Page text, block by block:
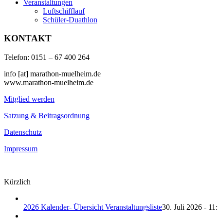
Veranstaltungen
Luftschifflauf
Schüler-Duathlon
KONTAKT
Telefon: 0151 – 67 400 264
info [at] marathon-muelheim.de
www.marathon-muelheim.de
Mitglied werden
Satzung & Beitragsordnung
Datenschutz
Impressum
Kürzlich
2026 Kalender- Übersicht Veranstaltungsliste30. Juli 2026 -